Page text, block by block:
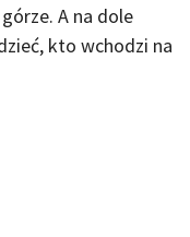
A na dole
kto wchodzi na